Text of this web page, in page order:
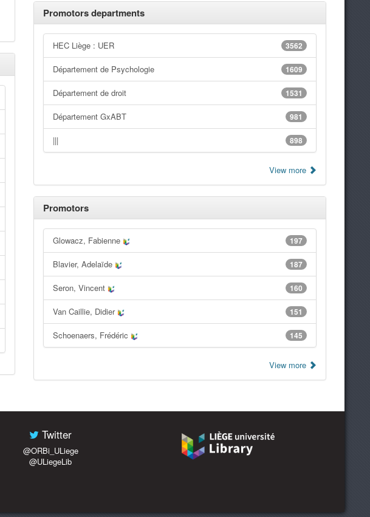
Promotors departments
3562
HEC Liège : UER
1609
Département de Psychologie
1531
Département de droit
981
Département GxABT
898
|||
View more
Promotors
197
Glowacz, Fabienne
187
Blavier, Adelaïde
160
Seron, Vincent
151
Van Caillie, Didier
145
Schoenaers, Frédéric
View more
Twitter
@ORBi_ULiege
@ULiegeLib